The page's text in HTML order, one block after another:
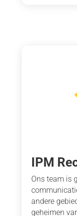
IPM
Ons team is
andere
geheimen